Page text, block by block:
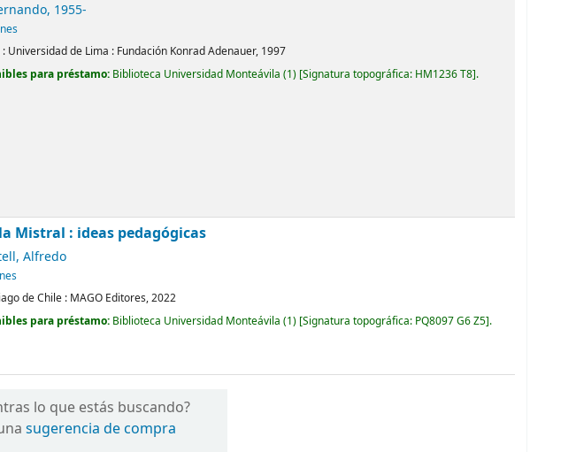
, 1955-
: Universidad de Lima : Fundación Konrad Adenauer, 1997
para préstamo: Biblioteca Universidad Monteávila (1) Signatura topográfica: HM1236 T8 .
Mistral : ideas pedagógicas
Alfredo
de Chile : MAGO Editores,2022
para préstamo: Biblioteca Universidad Monteávila (1) Signatura topográfica: PQ8097 G6 Z5 .
lo que estás buscando?
sugerencia de compra